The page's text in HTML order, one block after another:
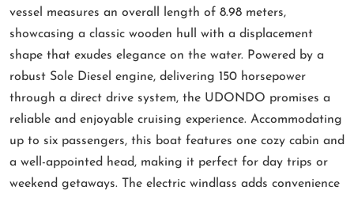
vessel measures an overall length of 8.98 meters,
showcasing a classic wooden hull with a displacement
shape that exudes elegance on the water. Powered by a
robust Sole Diesel engine, delivering 150 horsepower
through a direct drive system, the UDONDO promises a
reliable and enjoyable cruising experience. Accommodating
up to six passengers, this boat features one cozy cabin and
a well-appointed head, making it perfect for day trips or
weekend getaways. The electric windlass adds convenience